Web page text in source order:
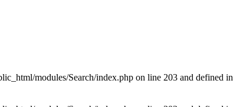
modules/Search/index.php on line 203 and defined in